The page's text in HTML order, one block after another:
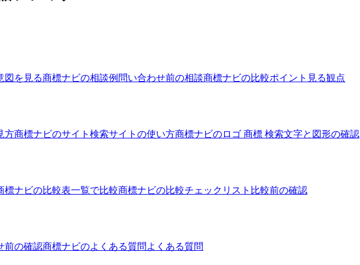
図を見る商標ナビの相談例 問い合わせ前の相談商標ナビの比較ポイント 見る観点
方商標ナビのサイト 検索サイトの使い方商標ナビのロゴ 商標 検索文字と図形の確認
標ナビの比較表一覧で比較商標ナビの比較チェックリスト 比較前の確認
前の確認商標ナビのよくある質問 よくある質問